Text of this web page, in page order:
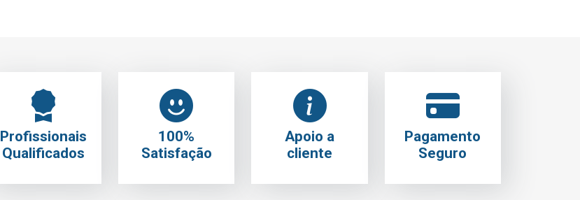
Profissionais
Qualificados
100%
Satisfação
Apoio a
cliente
Pagamento
Seguro